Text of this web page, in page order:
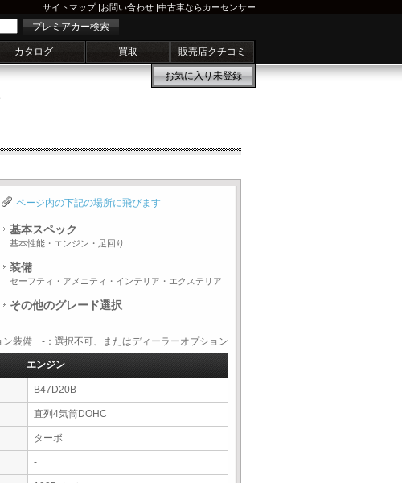
サイトマップ|お問い合わせ |中古車ならカーセンサー
プレミアカー検索
カタログ 買取 販売店クチコミ
お気に入り未登録
ページ内の下記の場所に飛びます
基本スペック
基本性能・エンジン・足回り
装備
セーフティ・アメニティ・インテリア・エクステリア
その他のグレード選択
装備 -：選択不可、またはディーラーオプション
エンジン
B47D20B
直列4気筒DOHC
ターボ
-